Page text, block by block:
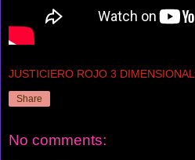
JUSTICIERO ROJO 3 DIMENSIONAL
Share
No comments: